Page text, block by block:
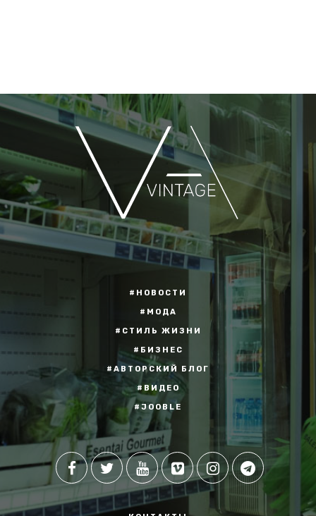
#НОВОСТИ
#МОДА
#СТИЛЬ ЖИЗНИ
#БИЗНЕС
#АВТОРСКИЙ БЛОГ
#ВИДЕО
#JOOBLE